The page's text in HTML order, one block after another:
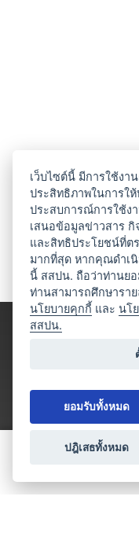
ประเภทธุรกิจไมซ์
เว็บไซต์นี้ มีการใช้งา
ประสิทธิภาพในการใ
ประสบการณ์การใช้ง
เสนอข้อมูลข่าวสาร
และสิทธิประโยชน์ที่ต
มากที่สุด หากคุณดำเ
นี้ สสปน. ถือว่าท่านย
ท่านสามารถศึกษาราย
นโยบายคุกกี้ และนโ
สสปน.
ยอมรับทั้งหมด
ปฎิเสธทั้งหมด